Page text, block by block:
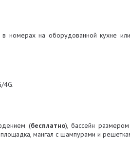
в номерах на оборудованной кухне
4G.
(бесплатно), бассейн
мангал с шампурами и